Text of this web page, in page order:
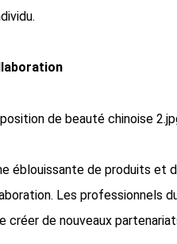
éblouissante de produits et
Les professionnels
créer de nouveaux